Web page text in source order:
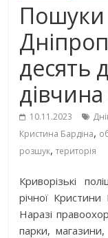
Пошуки
десять
10.11.2023
Кристина Бардіна,
розшук,територія
Криворізькі
річної
Наразі
парки,